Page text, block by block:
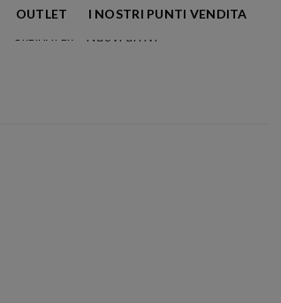
OUTLET I NOSTRI PUNTI VENDITA
ORDINA PER
Nuovi arrivi